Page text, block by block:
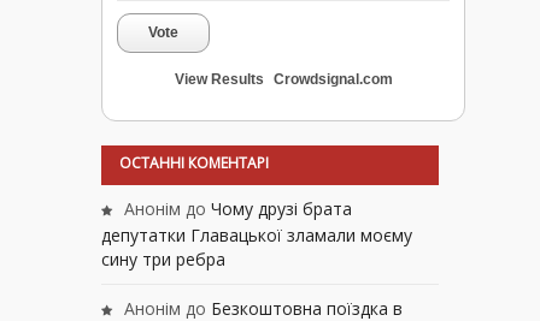
Vote
View Results Crowdsignal.com
ОСТАННІ КОМЕНТАРІ
Анонім до Чому друзі брата
депутатки Главацької зламали моєму
сину три ребра
Анонім до Безкоштовна поїздка в